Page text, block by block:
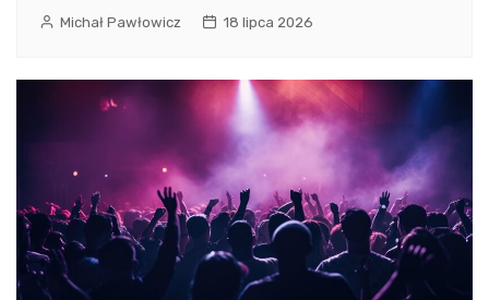
Michał Pawłowicz 18 lipca 2026